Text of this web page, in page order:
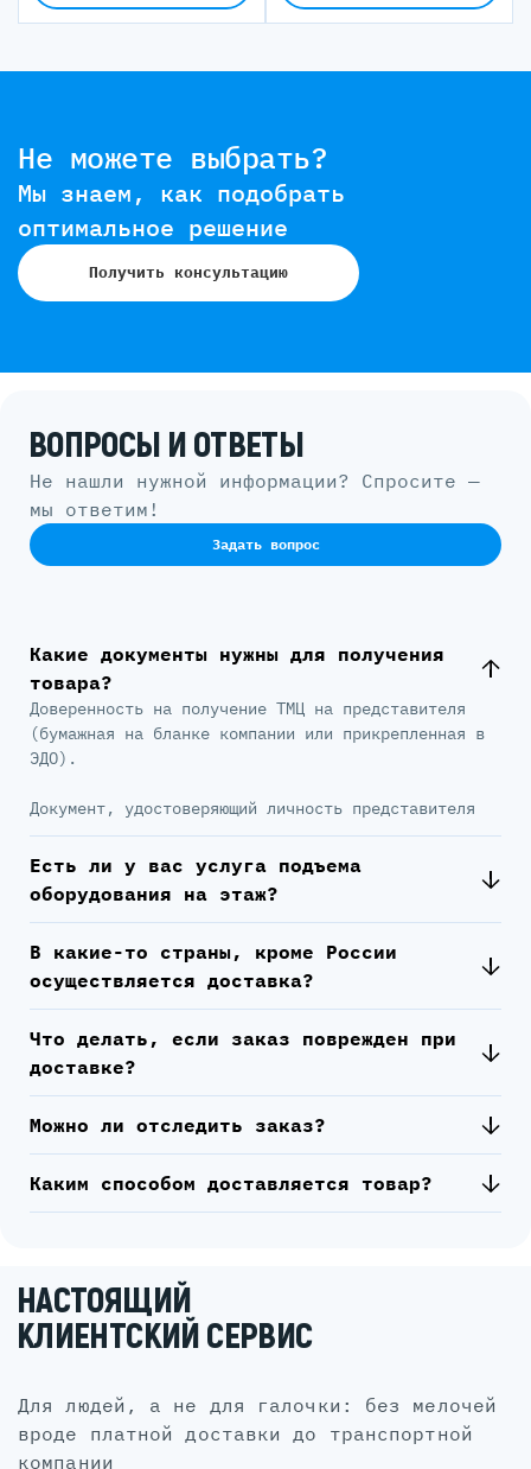
2000W
Не можете выбрать?
Мы знаем, как подобрать
оптимальное решение
Получить консультацию
ВОПРОСЫ И ОТВЕТЫ
Не нашли нужной информации? Спросите —
мы ответим!
Задать вопрос
Какие документы нужны для получения
товара?
Доверенность на получение ТМЦ на представителя
(бумажная на бланке компании или прикрепленная в
ЭДО).
Документ, удостоверяющий личность представителя
Есть ли у вас услуга подъема
оборудования на этаж?
В какие-то страны, кроме России
осуществляется доставка?
Что делать, если заказ поврежден при
доставке?
Можно ли отследить заказ?
Каким способом доставляется товар?
НАСТОЯЩИЙ
КЛИЕНТСКИЙ СЕРВИС
для людей, а не для галочки: без мелочей
вроде платной доставки до транспортной
компании